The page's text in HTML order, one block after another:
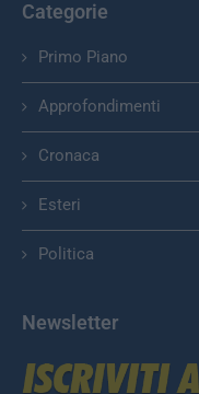
Categorie
Primo Piano
Approfondimenti
Cronaca
Esteri
Politica
Newsletter